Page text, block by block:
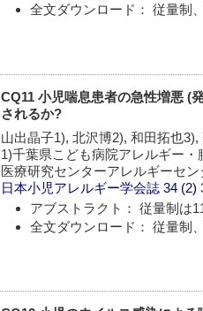
全文ダウンロード： 従量制
CQ11 小児喘息患者の急性増悪 (
されるか?
山出晶子1), 北沢博2), 和田拓也
1)千葉県こども病院アレルギー
医療研究センターアレルギーセン
日本小児アレルギー学会誌 34 (2)
アブストラクト： 従量制は
全文ダウンロード： 従量制